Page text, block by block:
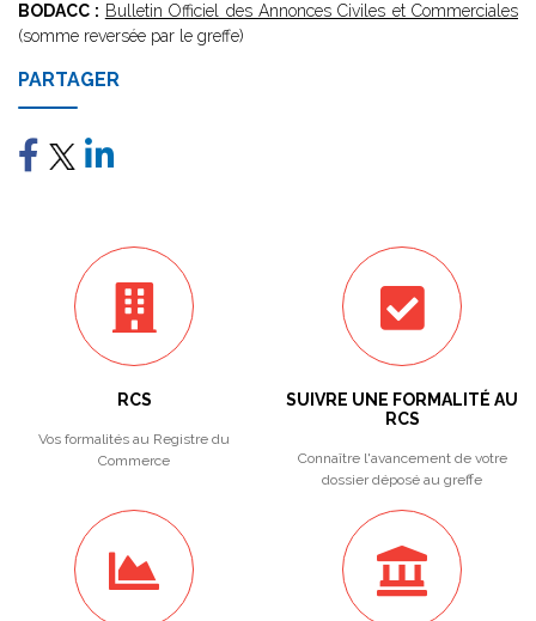
BODACC : Bulletin Officiel des Annonces Civiles et Commerciales
(somme reversée par le greffe)
PARTAGER
RCS
Vos formalités au Registre du
Commerce
SUIVRE UNE FORMALITÉ AU
RCS
Connaître l'avancement de votre
dossier déposé au greffe